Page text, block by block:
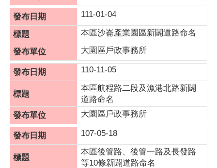
111-01-04
本區沙崙產業園區新闢道路命名
大園區戶政事務所
110-11-05
本區航程路二段及漁港北路新闢
道路命名
大園區戶政事務所
107-05-18
本區後管路、後管一路及長發路
等10條新闢道路命名